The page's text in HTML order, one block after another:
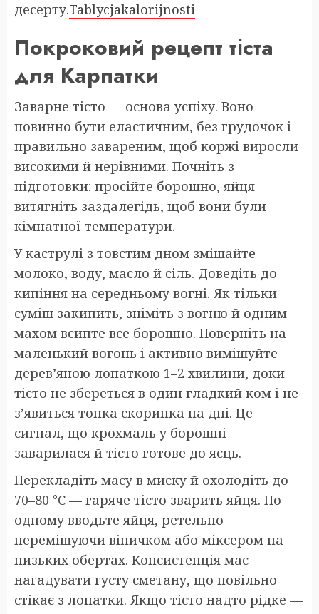
десерту.⁠Tablycjakalorijnosti
Покроковий рецепт тіста
для Карпатки
Заварне тісто — основа успіху. Воно
повинно бути еластичним, без грудочок і
правильно завареним, щоб коржі виросли
високими й нерівними. Почніть з
підготовки: просійте борошно, яйця
витягніть заздалегідь, щоб вони були
кімнатної температури.
У каструлі з товстим дном змішайте
молоко, воду, масло й сіль. Доведіть до
кипіння на середньому вогні. Як тільки
суміш закипить, зніміть з вогню й одним
махом всипте все борошно. Поверніть на
маленький вогонь і активно вимішуйте
дерев’яною лопаткою 1–2 хвилини, доки
тісто не збереться в один гладкий ком і не
з’явиться тонка скоринка на дні. Це
сигнал, що крохмаль у борошні
заварилася й тісто готове до яєць.
Перекладіть масу в миску й охолодіть до
70–80 °C — гаряче тісто зварить яйця. По
одному вводьте яйця, ретельно
перемішуючи віничком або міксером на
низьких обертах. Консистенція має
нагадувати густу сметану, що повільно
стікає з лопатки. Якщо тісто надто рідке —